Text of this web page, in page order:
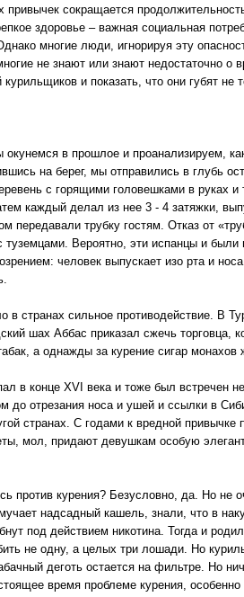
привычек сокращается
здоровье – важная социальная
многие люди, игнорируя эту
не знают или знают недостаточно
и показать, что они губят не
в прошлое и проанализируем,
на берег, мы отправились в глубь
с горящими головешками в руках
каждый делал из нее 3 - 4 затяжки,
передавали трубку гостям. Отказ от
туземцами. Вероятно, эти испанцы и
человек выпускает изо рта и
в странах сильное противодействие. В
шах Аббас приказал сжечь торговца,
а однажды за курение сигар
в конце XVI века и тоже был встречен
до отрезания носа и ушей и ссылки в
странах. С годами к вредной
мол, придают девушкам особую
против курения? Безусловно, да. Но
надсадный кашель, знали, что в
под действием никотина. Тогда и
не одну, а целых три лошади. Но
деготь остается на фильтре. Но
время проблеме курения,